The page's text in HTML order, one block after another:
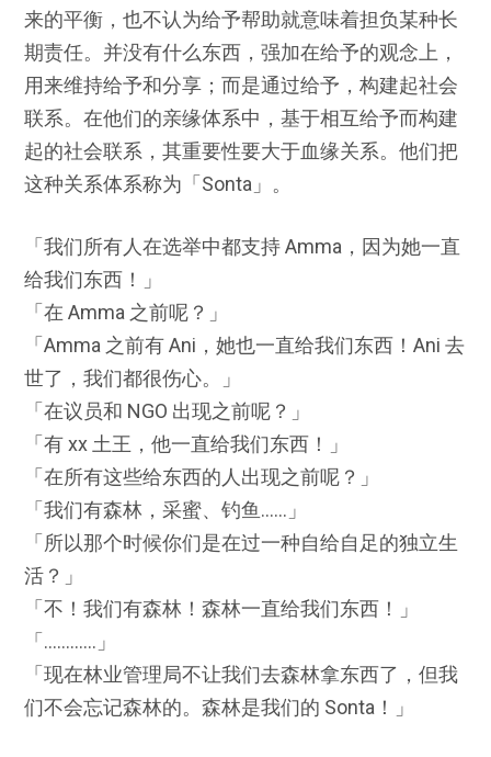
来的平衡，也不认为给予帮助就意味着担负某种长
期责任。并没有什么东西，强加在给予的观念上，
用来维持给予和分享；而是通过给予，构建起社会
联系。在他们的亲缘体系中，基于相互给予而构建
起的社会联系，其重要性要大于血缘关系。他们把
这种关系体系称为「Sonta」。
「我们所有人在选举中都支持 Amma，因为她一直
给我们东西！」
「在 Amma 之前呢？」
「Amma 之前有 Ani，她也一直给我们东西！Ani 去
世了，我们都很伤心。」
「在议员和 NGO 出现之前呢？」
「有 xx 土王，他一直给我们东西！」
「在所有这些给东西的人出现之前呢？」
「我们有森林，采蜜、钓鱼……」
「所以那个时候你们是在过一种自给自足的独立生
活？」
「不！我们有森林！森林一直给我们东西！」
「…………」
「现在林业管理局不让我们去森林拿东西了，但我
们不会忘记森林的。森林是我们的 Sonta！」